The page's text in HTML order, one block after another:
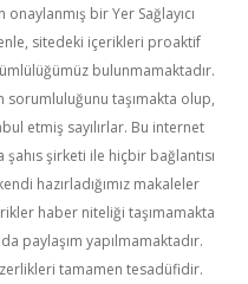
bir Yer Sağlayıcı
sitedeki içerikleri proaktif
bulunmamaktadır.
sorumluluğunu taşımakta olup,
etmiş sayılırlar. Bu internet
şirketi ile hiçbir bağlantısı
hazırladığımız makaleler
haber niteliği taşımamakta
paylaşım yapılmamaktadır.
tamamen tesadüfidir.